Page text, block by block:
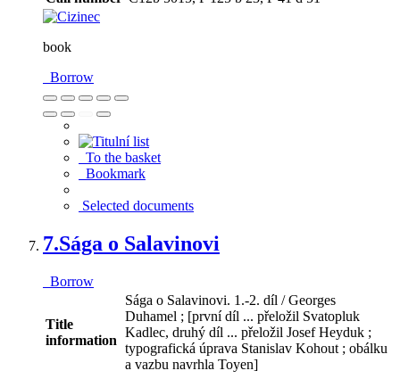
book
Borrow
To the basket
Bookmark
Selected documents
7.Sága o Salavinovi
Borrow
Title
information
Sága o Salavinovi. 1.-2. díl / Georges
Duhamel ; [první díl ... přeložil Svatopluk
Kadlec, druhý díl ... přeložil Josef Heyduk ;
typografická úprava Stanislav Kohout ; obálku
a vazbu navrhla Toyen]